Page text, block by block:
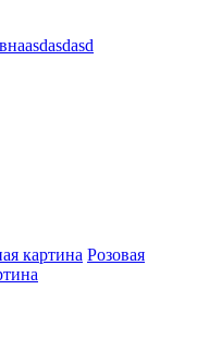
картина Розовая